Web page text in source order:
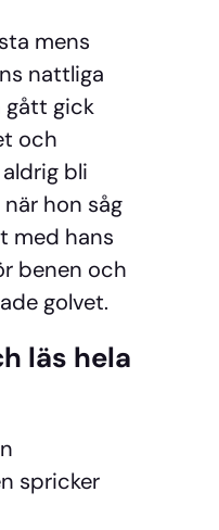
mens
nattliga
gått gick
och
bli
hon såg
med hans
benen och
golvet.
läs hela
spricker